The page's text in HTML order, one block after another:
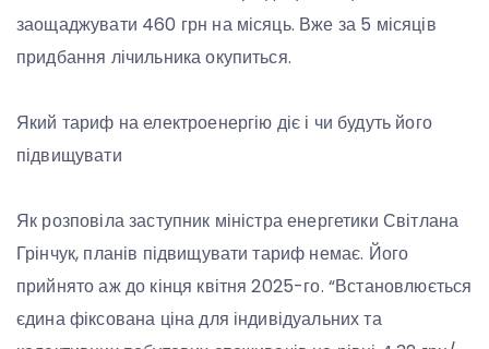
заощаджувати 460 грн на місяць. Вже за 5 місяців
придбання лічильника окупиться.
Який тариф на електроенергію діє і чи будуть його
підвищувати
Як розповіла заступник міністра енергетики Світлана
Грінчук, планів підвищувати тариф немає. Його
прийнято аж до кінця квітня 2025-го. “Встановлюється
єдина фіксована ціна для індивідуальних та